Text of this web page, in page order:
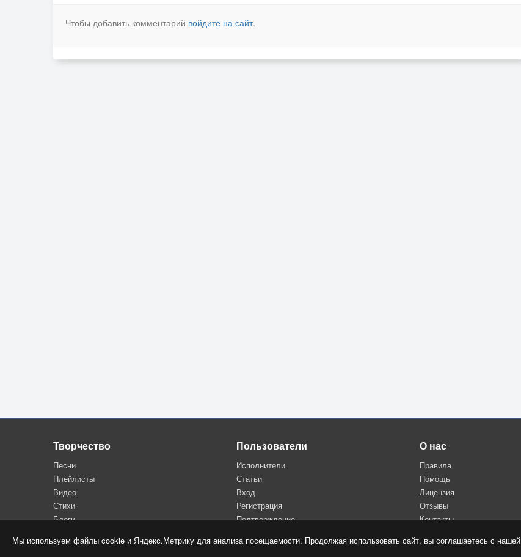
Мы используем файлы cookie и Яндекс.Метрику для анализа посещаемости. Продолжая использовать сайт, вы соглашаетесь с нашей
Чтобы добавить комментарий войдите на сайт.
Творчество
Песни
Плейлисты
Видео
Стихи
Блоги
Пользователи
Исполнители
Статьи
Вход
Регистрация
Подтверждение
О нас
Правила
Помощь
Лицензия
Отзывы
Контакты